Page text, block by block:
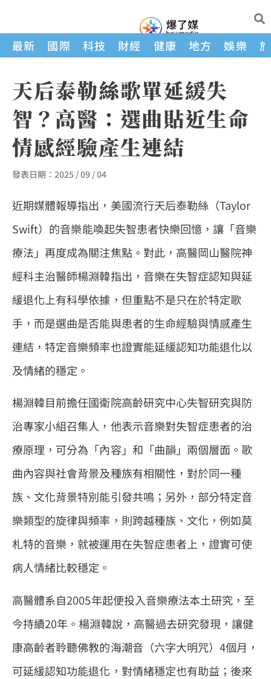
最新 國際 科技 財經 健康 地方 娛樂
天后泰勒絲歌單延緩失
智？高醫：選曲貼近生命
情感經驗產生連結
發表日期： 2025 / 09 / 04
近期媒體報導指出，美國流行天后泰勒絲（Taylor
Swift）的音樂能喚起失智患者快樂回憶，讓「音樂
療法」再度成為關注焦點。對此，高醫岡山醫院神
經科主治醫師楊淵韓指出，音樂在失智症認知與延
緩退化上有科學依據，但重點不是只在於特定歌
手，而是選曲是否能與患者的生命經驗與情感產生
連結，特定音樂頻率也證實能延緩認知功能退化以
及情緒的穩定。
楊淵韓目前擔任國衛院高齡研究中心失智研究與防
治專家小組召集人，他表示音樂對失智症患者的治
療原理，可分為「內容」和「曲韻」兩個層面。歌
曲內容與社會背景及種族有相關性，對於同一種
族、文化背景特別能引發共鳴；另外，部分特定音
樂類型的旋律與頻率，則跨越種族、文化，例如莫
札特的音樂，就被運用在失智症患者上，證實可使
病人情緒比較穩定。
高醫體系自2005年起便投入音樂療法本土研究，至
今持續20年。楊淵韓說，高醫過去研究發現，讓健
康高齡者聆聽佛教的海潮音（六字大明咒）4個月，
可延緩認知功能退化，對情緒穩定也有助益；後來